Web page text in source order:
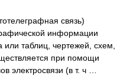
связь)
информации
или таблиц, чертежей, схем,
при помощи
электросвязи (в т. ч …